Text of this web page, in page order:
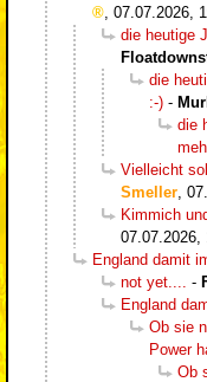
07.07.2026,
die heutige
die
:-) -
die
Vielleicht
Smeller
Kimmich
07.07.2026,
England damit
not yet....
-
England
Ob sie
Power
Ob